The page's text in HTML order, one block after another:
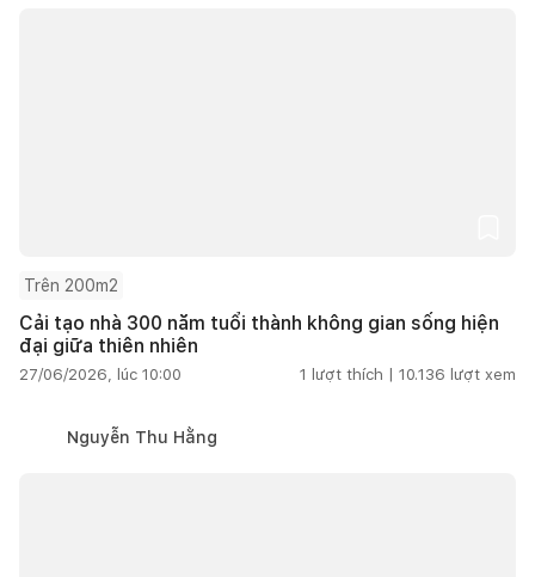
Trên 200m2
Cải tạo nhà 300 năm tuổi thành không gian sống hiện
đại giữa thiên nhiên
27/06/2026, lúc 10:00 1 lượt thích | 10.136 lượt xem
Nguyễn Thu Hằng